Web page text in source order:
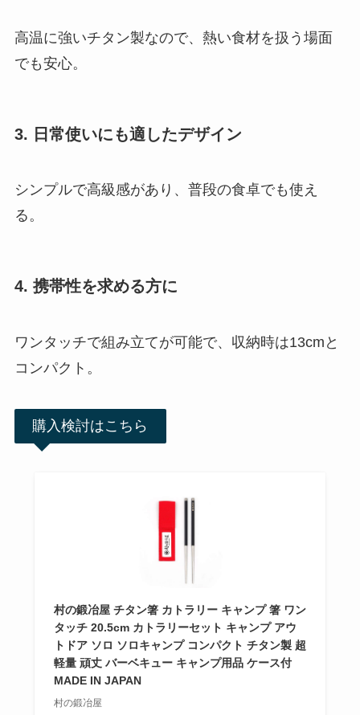
高温に強いチタン製なので、熱い食材を扱う場面
でも安心。
3. 日常使いにも適したデザイン
シンプルで高級感があり、普段の食卓でも使え
る。
4. 携帯性を求める方に
ワンタッチで組み立てが可能で、収納時は13cmと
コンパクト。
購入検討はこちら
村の鍛冶屋 チタン箸 カトラリー キャンプ 箸 ワン
タッチ 20.5cm カトラリーセット キャンプ アウ
トドア ソロ ソロキャンプ コンパクト チタン製 超
軽量 頑丈 バーベキュー キャンプ用品 ケース付
MADE IN JAPAN
村の鍛冶屋